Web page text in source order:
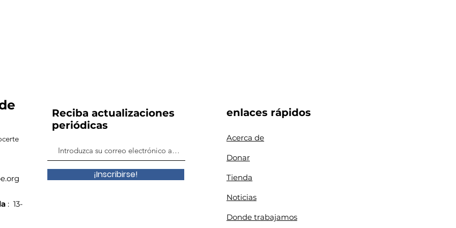
: 13-
Reciba actualizaciones
periódicas
¡Inscribirse!
enlaces rápidos
Acerca de
Donar
Tienda
Noticias
Donde trabajamos